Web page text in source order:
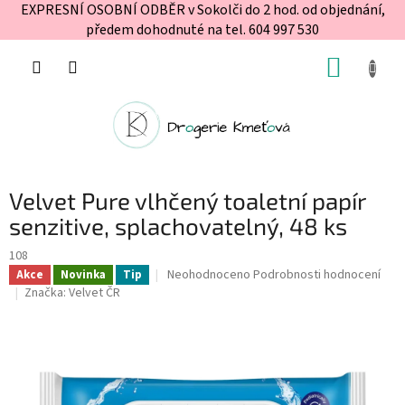
EXPRESNÍ OSOBNÍ ODBĚR v Sokolči do 2 hod. od objednání,
předem dohodnuté na tel. 604 997 530
Velvet Pure vlhčený toaletní papír
senzitive, splachovatelný, 48 ks
108
Akce Novinka Tip
Průměrné
5
Neohodnoceno Podrobnosti hodnocení
Značka: Velvet ČR